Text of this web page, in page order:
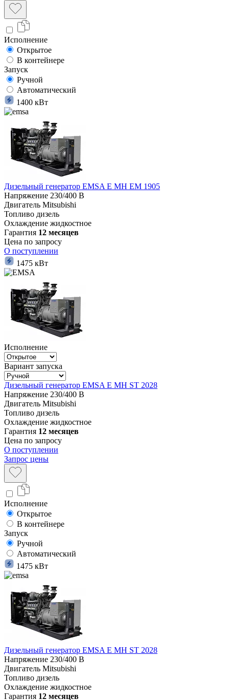
Исполнение
Открытое
В контейнере
Запуск
Ручной
Автоматический
1400 кВт
Дизельный генератор EMSA E MH EM 1905
Напряжение 230/400 В
Двигатель Mitsubishi
Топливо дизель
Охлаждение жидкостное
Гарантия 12 месяцев
Цена по запросу
О поступлении
1475 кВт
Исполнение
Вариант запуска
Дизельный генератор EMSA E MH ST 2028
Напряжение 230/400 В
Двигатель Mitsubishi
Топливо дизель
Охлаждение жидкостное
Гарантия 12 месяцев
Цена по запросу
О поступлении
Запрос цены
Исполнение
Открытое
В контейнере
Запуск
Ручной
Автоматический
1475 кВт
Дизельный генератор EMSA E MH ST 2028
Напряжение 230/400 В
Двигатель Mitsubishi
Топливо дизель
Охлаждение жидкостное
Гарантия 12 месяцев